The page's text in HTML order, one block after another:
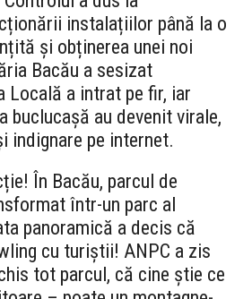
instalațiilor până la o
și obținerea unei noi
Bacău a sesizat
Locală a intrat pe fir, iar
buclucașă au devenit virale,
indignare pe internet.
În Bacău, parcul de
într-un parc al
panoramică a decis că
cu turiștii! ANPC a zis
tot parcul, că cine știe ce